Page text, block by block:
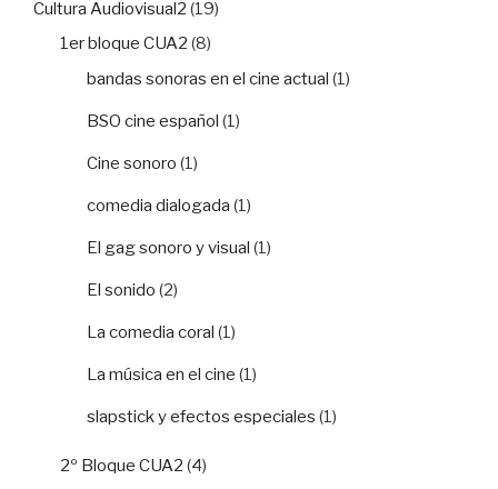
Cultura Audiovisual2 (19)
1er bloque CUA2 (8)
bandas sonoras en el cine actual (1)
BSO cine español (1)
Cine sonoro (1)
comedia dialogada (1)
El gag sonoro y visual (1)
El sonido (2)
La comedia coral (1)
La música en el cine (1)
slapstick y efectos especiales (1)
2º Bloque CUA2 (4)